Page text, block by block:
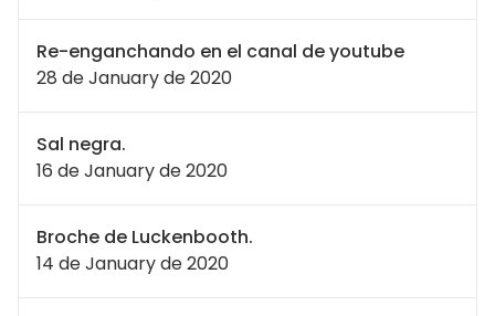
Re-enganchando en el canal de youtube
28 de January de 2020
Sal negra.
16 de January de 2020
Broche de Luckenbooth.
14 de January de 2020